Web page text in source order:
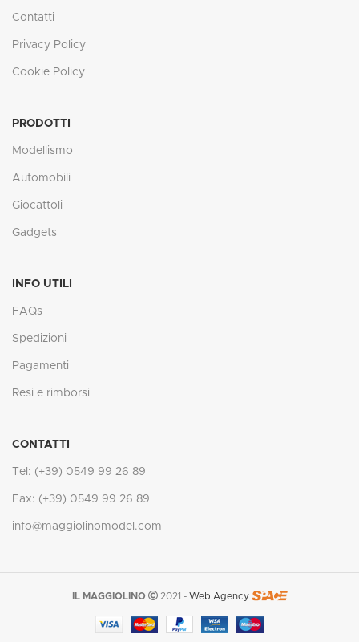
Contatti
Privacy Policy
Cookie Policy
PRODOTTI
Modellismo
Automobili
Giocattoli
Gadgets
INFO UTILI
FAQs
Spedizioni
Pagamenti
Resi e rimborsi
CONTATTI
Tel: (+39) 0549 99 26 89
Fax: (+39) 0549 99 26 89
info@maggiolinomodel.com
IL MAGGIOLINO 2021 - Web Agency